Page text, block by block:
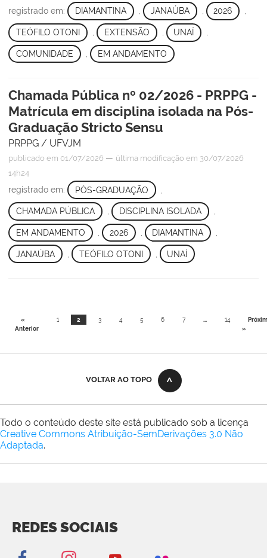
registrado em: DIAMANTINA , JANAÚBA , 2026 ,
TEÓFILO OTONI EXTENSÃO UNAÍ
COMUNIDADE EM ANDAMENTO
Chamada Pública nº 02/2026 - PRPPG -
Matrícula em disciplina isolada na Pós-
Graduação Stricto Sensu
PRPPG / UFVJM
publicado em 01/07/2026 — última modificação em 30/07/2026
14h24
registrado em: PÓS-GRADUAÇÃO
CHAMADA PÚBLICA , DISCIPLINA ISOLADA ,
EM ANDAMENTO 2026 DIAMANTINA
JANAÚBA TEÓFILO OTONI UNAÍ
«
Anterior
1 2 3 4 5 6 7 ... 14
»
VOLTAR AO TOPO
Todo o conteúdo deste site está publicado sob a licença
Creative Commons Atribuição-SemDerivações 3.0 Não
Adaptada.
REDES SOCIAIS